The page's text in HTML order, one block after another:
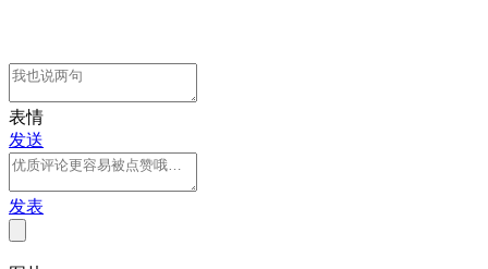
表情
发送
发表